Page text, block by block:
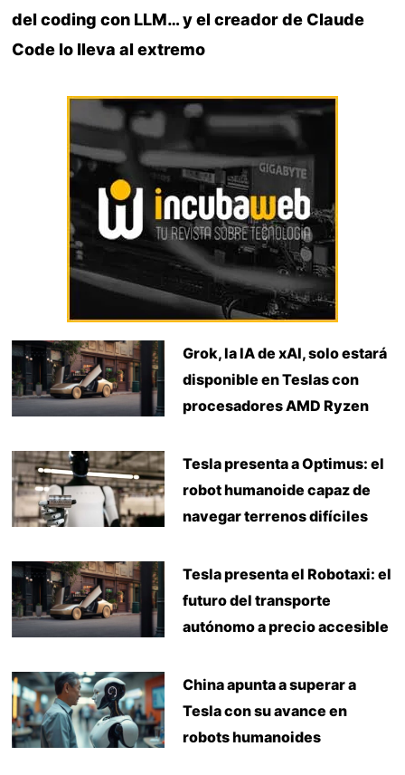
del coding con LLM… y el creador de Claude
Code lo lleva al extremo
Grok, la IA de xAI, solo estará
disponible en Teslas con
procesadores AMD Ryzen
Tesla presenta a Optimus: el
robot humanoide capaz de
navegar terrenos difíciles
Tesla presenta el Robotaxi: el
futuro del transporte
autónomo a precio accesible
China apunta a superar a
Tesla con su avance en
robots humanoides